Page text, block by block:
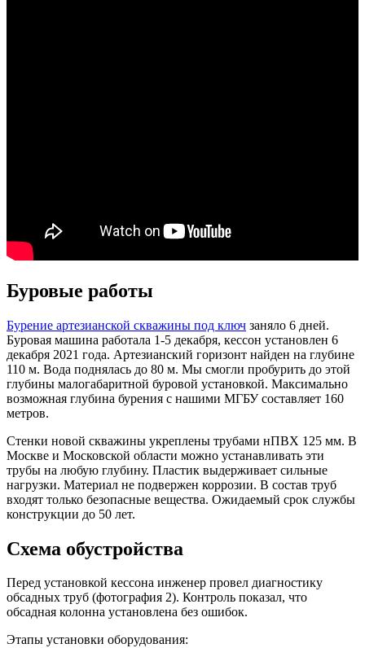
Буровые работы
Бурение артезианской скважины под ключ заняло 6 дней.
Буровая машина работала 1-5 декабря, кессон установлен 6
декабря 2021 года. Артезианский горизонт найден на глубине
110 м. Вода поднялась до 80 м. Мы смогли пробурить до этой
глубины малогабаритной буровой установкой. Максимально
возможная глубина бурения с нашими МГБУ составляет 160
метров.
Стенки новой скважины укреплены трубами нПВХ 125 мм. В
Москве и Московской области можно устанавливать эти
трубы на любую глубину. Пластик выдерживает сильные
нагрузки. Материал не подвержен коррозии. В состав труб
входят только безопасные вещества. Ожидаемый срок службы
конструкции до 50 лет.
Схема обустройства
Перед установкой кессона инженер провел диагностику
обсадных труб (фотография 2). Контроль показал, что
обсадная колонна установлена без ошибок.
Этапы установки оборудования: